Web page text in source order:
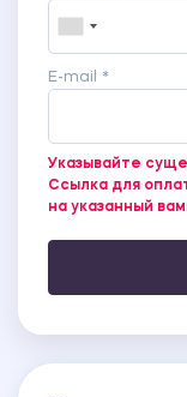
E-mail *
Указывайте
Ссылка для
на указанный